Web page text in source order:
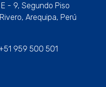
- 9, Segundo Piso
Arequipa, Perú
959 500 501